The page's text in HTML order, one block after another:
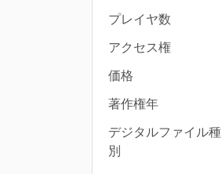
プレイヤ数
アクセス権
価格
著作権年
デジタルファイル種
別